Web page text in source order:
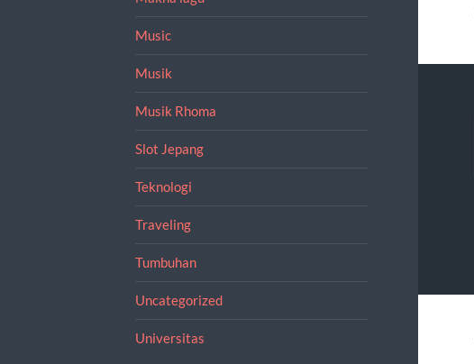
Music
Musik
Musik Rhoma
Slot Jepang
Teknologi
Traveling
Tumbuhan
Uncategorized
Universitas